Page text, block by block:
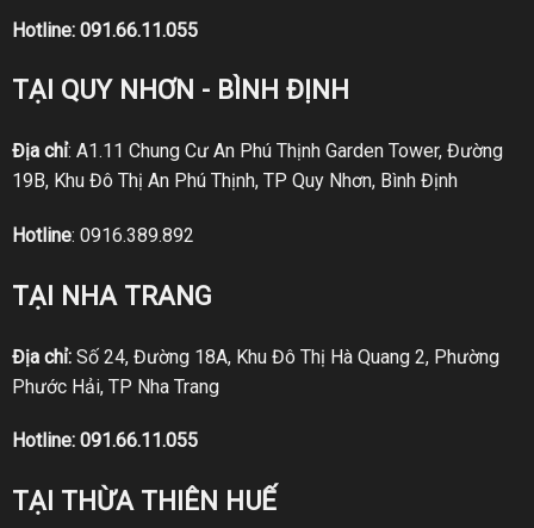
Hotline: 091.66.11.055
TẠI QUY NHƠN - BÌNH ĐỊNH
Địa chỉ: A1.11 Chung Cư An Phú Thịnh Garden Tower, Đường
19B, Khu Đô Thị An Phú Thịnh, TP Quy Nhơn, Bình Định
Hotline: 0916.389.892
TẠI NHA TRANG
Địa chỉ:Số 24, Đường 18A, Khu Đô Thị Hà Quang 2, Phường
Phước Hải, TP Nha Trang
Hotline: 091.66.11.055
TẠI THỪA THIÊN HUẾ